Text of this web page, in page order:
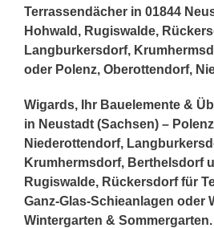
Terrassendächer in 01844
Hohwald, Rugiswalde,
Langburkersdorf,
oder Polenz, Oberottendorf,
Wigards, Ihr Bauelemente &
in Neustadt (Sachsen) –
Niederottendorf,
Krumhermsdorf, Berthelsdorf
Rugiswalde, Rückersdorf für
Ganz-Glas-Schieanlagen oder
Wintergarten & Sommergarten.